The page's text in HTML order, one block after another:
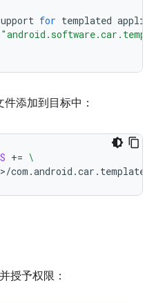
for templated
添加到目标中：
+= \
授予权限：